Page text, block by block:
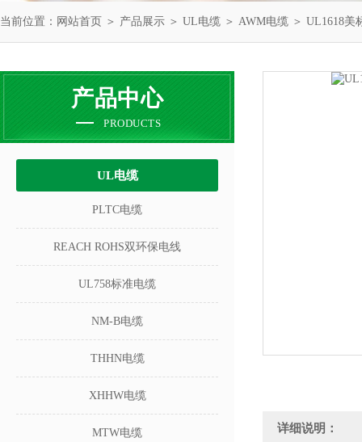
当前位置： 网站首页 ＞ 产品展示 ＞ UL电缆 ＞ AWM电缆 ＞ UL1618美
产品中心
PRODUCTS
UL电缆
PLTC电缆
REACH ROHS双环保电线
UL758标准电缆
NM-B电缆
THHN电缆
XHHW电缆
MTW电缆 详细说明：